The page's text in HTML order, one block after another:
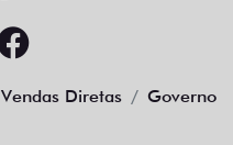
Vendas Diretas Governo